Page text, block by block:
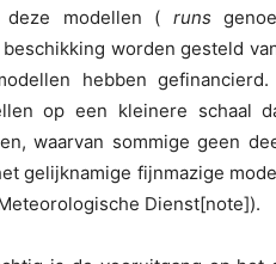
modellen ( runs
worden gesteld
hebben
op een kleinere schaal
waarvan sommige geen
gelijknamige fijnmazige
Dienst[note]).